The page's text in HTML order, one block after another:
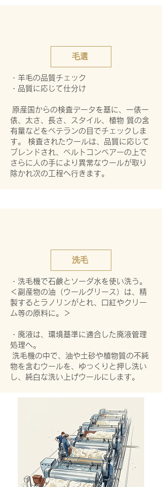
毛選
・羊毛の品質チェック
・品質に応じて仕分け
原産国からの検査データを基に、一俵一
俵、太さ、長さ、スタイル、植物 質の含
有量などをベテランの目でチェックしま
す。 検査されたウールは、品質に応じて
ブレンドされ、ベルトコンベアーの上で
さらに人の手により異常なウールが取り
除かれ次の工程へ行きます。
洗毛
・洗毛機で石鹸とソーダ水を使い洗う。
＜副産物の油（ウールグリース）は、精
製するとラノリンがとれ、口紅やクリー
ム等の原料に。＞
・廃液は、環境基準に適合した廃液管理
処理へ。
洗毛機の中で、油や土砂や植物質の不純
物を含むウールを、ゆっくりと押し洗い
し、純白な洗い上げウールにします。